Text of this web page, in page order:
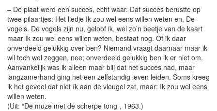
– De plaat werd een succes, echt waar. Dat succes berustte op
twee pilaartjes: Het liedje Ik zou wel eens willen weten en, De
vogels. De vogels zijn nu, geloof ik, wel zo’n beetje van de kaart
maar Ik zou wel eens willen weten, bestaat nog. Of ik daar
onverdeeld gelukkig over ben? Niemand vraagt daarnaar maar ik
wil toch wel zeggen, nee; onverdeeld gelukkig ben ik er niet om.
Aanvankelijk was ik alleen maar blij dat het succes had, maar
langzamerhand ging het een zelfstandig leven leiden. Soms kreeg
ik het gevoel dat niet ík aan de vleugel zat, maar: Ik zou wel eens
willen weten.
(Uit: “De muze met de scherpe tong”, 1963.)